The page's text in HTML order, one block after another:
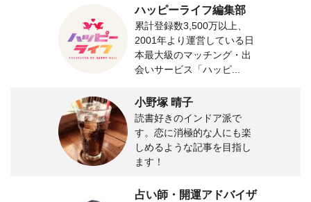
ハッピーライフ編集部
累計登録数3,500万以上、
2001年より運営している日
本最大級のマッチング・出
会いサービス「ハッピ...
小野塚 晴子
読書好きのインドア派で
す。恋に消極的な人にも楽
しめるような記事を目指し
ます！
占い師・開運アドバイザ